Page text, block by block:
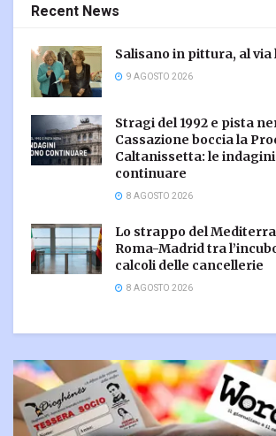
Recent News
Salisano in pittura, al via
9 AGOSTO 2026
Stragi del 1992 e pista
Cassazione boccia la
Caltanissetta: le
continuare
8 AGOSTO 2026
Lo strappo del
Roma-Madrid tra
calcoli delle cancellerie
8 AGOSTO 2026